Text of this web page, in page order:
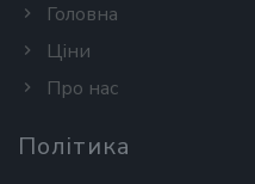
Головна
Ціни
Про нас
Політика